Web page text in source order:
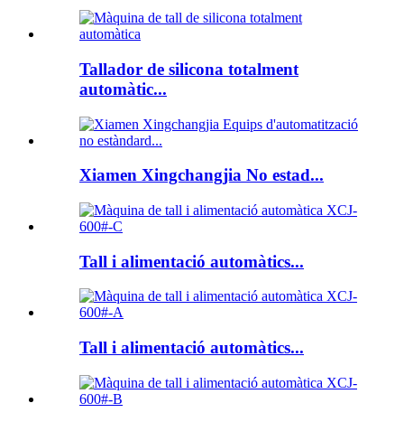
Tallador de silicona totalment
automàtic...
Xiamen Xingchangjia No estad...
Tall i alimentació automàtics...
Tall i alimentació automàtics...